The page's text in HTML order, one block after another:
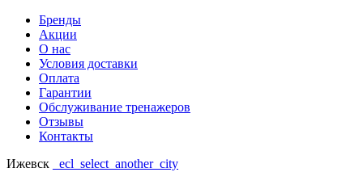
Бренды
Акции
О нас
Условия доставки
Оплата
Гарантии
Обслуживание тренажеров
Отзывы
Контакты
Ижевск
_ecl_select_another_city